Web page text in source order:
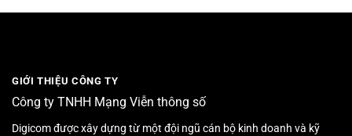
GIỚI THIỆU CÔNG TY
Công ty TNHH Mạng Viễn thông số
Digicom được xây dựng từ một đội ngũ cán bộ kinh doanh và kỹ